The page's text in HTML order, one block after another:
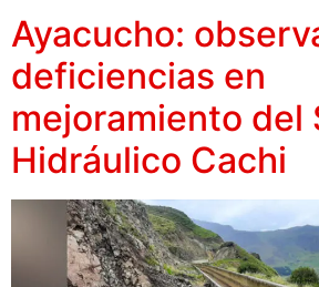
Ayacucho:
deficiencias en
mejoramiento del
Hidráulico Cachi